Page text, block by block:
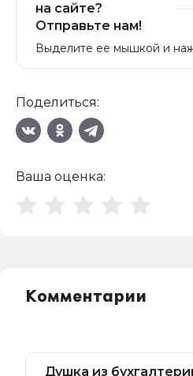
на сайте?
Отправьте нам!
Выделите ее мышкой и
Поделиться:
Ваша оценка:
Комментарии